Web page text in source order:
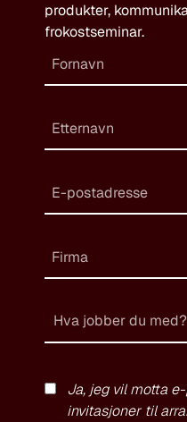
produkter,
frokostseminar.
Hva jobber du med?
Ja, jeg vil motta
invitasjoner til